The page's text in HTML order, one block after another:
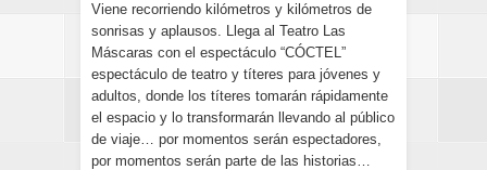
Viene recorriendo kilómetros y kilómetros de
sonrisas y aplausos. Llega al Teatro Las
Máscaras con el espectáculo “CÓCTEL”
espectáculo de teatro y títeres para jóvenes y
adultos, donde los títeres tomarán rápidamente
el espacio y lo transformarán llevando al público
de viaje… por momentos serán espectadores,
por momentos serán parte de las historias…